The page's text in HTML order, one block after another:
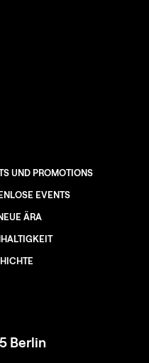
UND PROMOTIONS
EVENTS
ÄRA
Berlin